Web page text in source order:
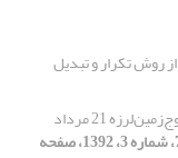
روش تکرار و تبدیل
بررسی پدیده برهم‌کنش بین زوج‌‌‌زمین‌لرزه 21 مرداد
[دوره 7، شماره 3، 1392، صفحه